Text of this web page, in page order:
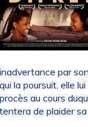
par
la poursuit, elle
au cours
de plaider